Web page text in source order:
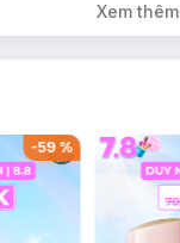
Xem thêm
-59%